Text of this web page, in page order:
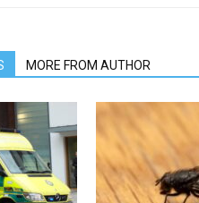
MORE FROM AUTHOR